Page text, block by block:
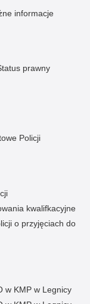
informacje
prawny
Policji
kwalifkacyjne
o przyjęciach do
w KMP w Legnicy